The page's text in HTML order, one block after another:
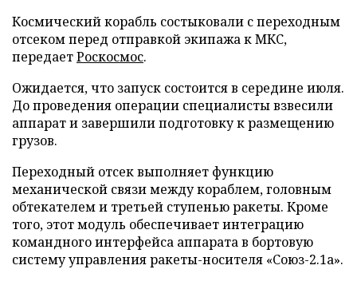
Космический корабль состыковали с переходным
отсеком перед отправкой экипажа к МКС,
передаетРоскосмос.
Ожидается, что запуск состоится в середине июля.
До проведения операции специалисты взвесили
аппарат и завершили подготовку к размещению
грузов.
Переходный отсек выполняет функцию
механической связи между кораблем, головным
обтекателем и третьей ступенью ракеты. Кроме
того, этот модуль обеспечивает интеграцию
командного интерфейса аппарата в бортовую
систему управления ракеты-носителя «Союз-2.1а».